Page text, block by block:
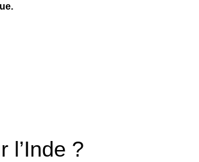
l’Inde ?